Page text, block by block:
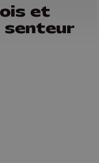
et
senteur